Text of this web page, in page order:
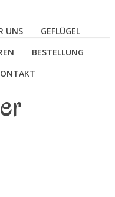
UNS
GEFLÜGEL
BESTELLUNG